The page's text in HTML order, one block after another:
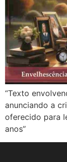
“Texto
anunciando a
oferecido para
anos”